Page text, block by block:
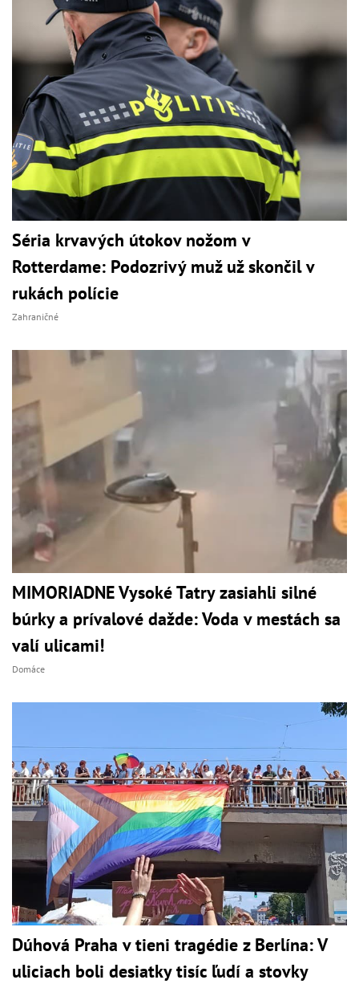
Séria krvavých útokov nožom v
Rotterdame: Podozrivý muž už skončil v
rukách polície
Zahraničné
MIMORIADNE Vysoké Tatry zasiahli silné
búrky a prívalové dažde: Voda v mestách sa
valí ulicami!
Domáce
Dúhová Praha v tieni tragédie z Berlína: V
uliciach boli desiatky tisíc ľudí a stovky